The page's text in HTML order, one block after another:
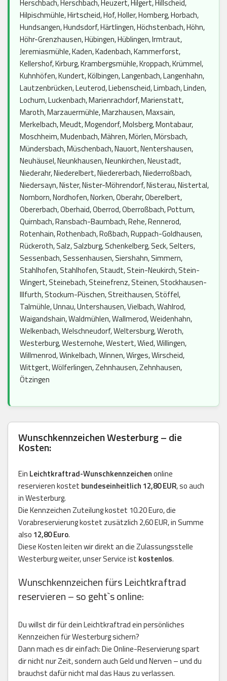
Herschbach, Herschbach, Heuzert, Hilgert, Hillscheid,
Hilpischmühle, Hirtscheid, Hof, Holler, Homberg, Horbach,
Hundsangen, Hundsdorf, Härtlingen, Höchstenbach, Höhn,
Höhr-Grenzhausen, Hübingen, Hüblingen, Irmtraut,
Jeremiasmühle, Kaden, Kadenbach, Kammerforst,
Kellershof, Kirburg, Krambergsmühle, Kroppach, Krümmel,
Kuhnhöfen, Kundert, Kölbingen, Langenbach, Langenhahn,
Lautzenbrücken, Leuterod, Liebenscheid, Limbach, Linden,
Lochum, Luckenbach, Marienrachdorf, Marienstatt,
Maroth, Marzauermühle, Marzhausen, Maxsain,
Merkelbach, Meudt, Mogendorf, Molsberg, Montabaur,
Moschheim, Mudenbach, Mähren, Mörlen, Mörsbach,
Mündersbach, Müschenbach, Nauort, Nentershausen,
Neuhäusel, Neunkhausen, Neunkirchen, Neustadt,
Niederahr, Niederelbert, Niedererbach, Niederroßbach,
Niedersayn, Nister, Nister-Möhrendorf, Nisterau, Nistertal,
Nomborn, Nordhofen, Norken, Oberahr, Oberelbert,
Obererbach, Oberhaid, Oberrod, Oberroßbach, Pottum,
Quirnbach, Ransbach-Baumbach, Rehe, Rennerod,
Rotenhain, Rothenbach, Roßbach, Ruppach-Goldhausen,
Rückeroth, Salz, Salzburg, Schenkelberg, Seck, Selters,
Sessenbach, Sessenhausen, Siershahn, Simmern,
Stahlhofen, Stahlhofen, Staudt, Stein-Neukirch, Stein-
Wingert, Steinebach, Steinefrenz, Steinen, Stockhausen-
Illfurth, Stockum-Püschen, Streithausen, Stöffel,
Talmühle, Unnau, Untershausen, Vielbach, Wahlrod,
Waigandshain, Waldmühlen, Wallmerod, Weidenhahn,
Welkenbach, Welschneudorf, Weltersburg, Weroth,
Westerburg, Westernohe, Westert, Wied, Willingen,
Willmenrod, Winkelbach, Winnen, Wirges, Wirscheid,
Wittgert, Wölferlingen, Zehnhausen, Zehnhausen,
Ötzingen
Wunschkennzeichen Westerburg – die
Kosten:
Ein Leichtkraftrad-Wunschkennzeichenonline
reservieren kostet bundeseinheitlich 12,80 EUR, so auch
in Westerburg.
Die Kennzeichen Zuteilung kostet 10.20 Euro, die
Vorabreservierung kostet zusätzlich 2,60 EUR, in Summe
also 12,80 Euro.
Diese Kosten leiten wir direkt an die Zulassungsstelle
Westerburg weiter, unser Service ist kostenlos.
Wunschkennzeichen fürs Leichtkraftrad
reservieren – so geht`s online:
Du willst dir für dein Leichtkraftrad ein persönliches
Kennzeichen für Westerburg sichern?
Dann mach es dir einfach: Die Online-Reservierung spart
dir nicht nur Zeit, sondern auch Geld und Nerven – und du
brauchst dafür nicht mal das Haus zu verlassen.